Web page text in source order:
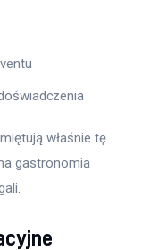
właśnie tę
gastronomia